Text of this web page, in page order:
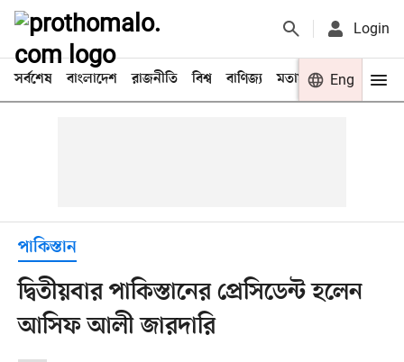
Login
সর্বশেষ বাংলাদেশ রাজনীতি বিশ্ব বাণিজ্য মতামত খেলা
Eng
পাকিস্তান
দ্বিতীয়বার পাকিস্তানের প্রেসিডেন্ট হলেন
আসিফ আলী জারদারি